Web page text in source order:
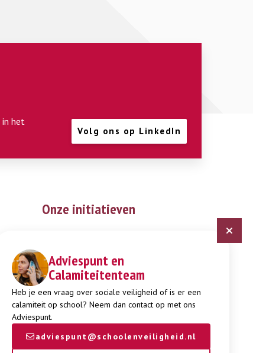
Adviespunt en
Calamiteitenteam
Heb je een vraag over sociale veiligheid of is er een
calamiteit op school? Neem dan contact op met ons
Adviespunt.
adviespunt@schoolenveiligheid.nl
het
Volg ons op LinkedIn
Onze initiatieven
Expertisepunt Burgerschap
Gendi
Week tegen Pesten